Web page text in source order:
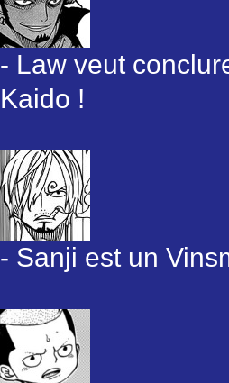
- Law veut
Kaido !
- Sanji est un